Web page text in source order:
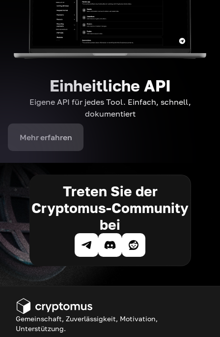
Einheitliche API
Eigene API für jedes Tool. Einfach, schnell,
dokumentiert
Mehr erfahren
Treten Sie der
Cryptomus-Community
bei
Gemeinschaft, Zuverlässigkeit, Motivation,
Unterstützung.